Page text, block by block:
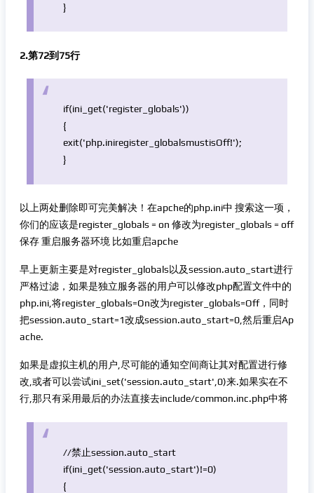
}
2.第72到75行
if(ini_get('register_globals'))
{
exit('php.iniregister_globalsmustisOff!');
}
以上两处删除即可完美解决！在apche的php.ini中 搜索这一项，
你们的应该是register_globals = on 修改为register_globals = off
保存 重启服务器环境 比如重启apche
早上更新主要是对register_globals以及session.auto_start进行
严格过滤，如果是独立服务器的用户可以修改php配置文件中的
php.ini,将register_globals=On改为register_globals=Off，同时
把session.auto_start=1改成session.auto_start=0,然后重启Ap
ache.
如果是虚拟主机的用户,尽可能的通知空间商让其对配置进行修
改,或者可以尝试ini_set('session.auto_start',0)来.如果实在不
行,那只有采用最后的办法直接去include/common.inc.php中将
//禁止session.auto_start
if(ini_get('session.auto_start')!=0)
{